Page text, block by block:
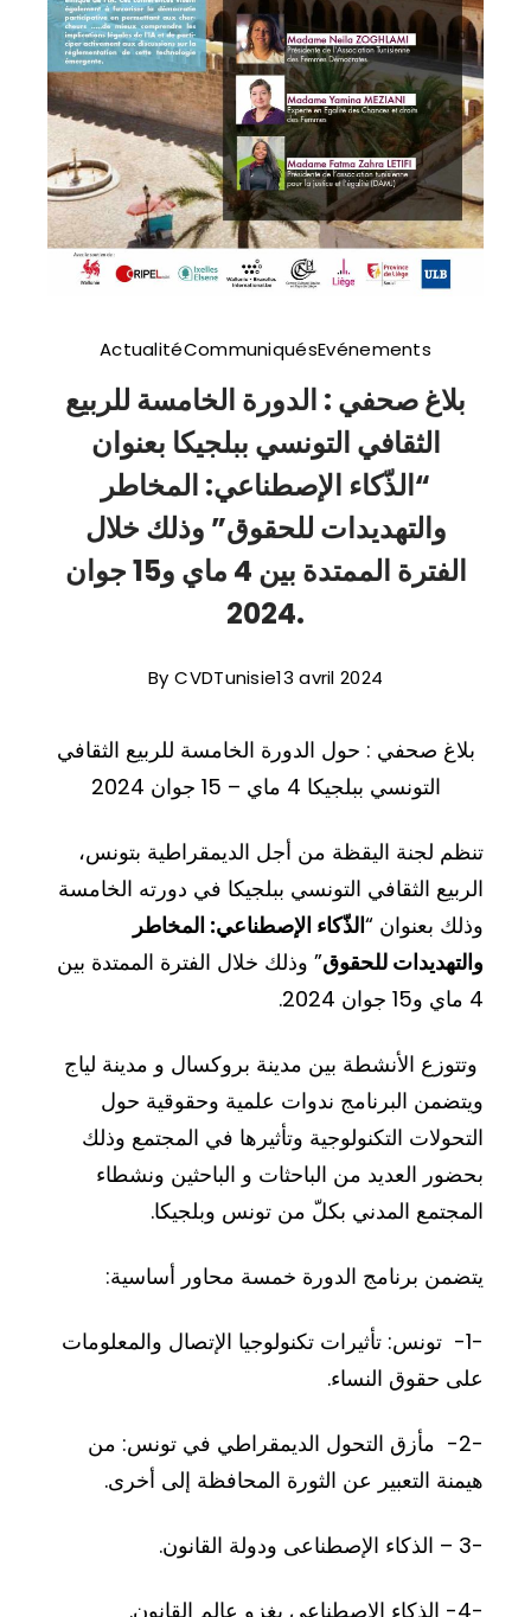
ActualitéCommuniquésEvénements
بلاغ صحفي : الدورة الخامسة للربيع
الثقافي التونسي ببلجيكا بعنوان
“الذّكاء الإصطناعي: المخاطر
والتهديدات للحقوق” وذلك خلال
الفترة الممتدة بين 4 ماي و15 جوان
2024.
By CVDTunisie13 avril 2024
بلاغ صحفي : حول الدورة الخامسة للربيع الثقافي
التونسي ببلجيكا 4 ماي – 15 جوان 2024
تنظم لجنة اليقظة من أجل الديمقراطية بتونس،
الربيع الثقافي التونسي ببلجيكا في دورته الخامسة
وذلك بعنوان “الذّكاء الإصطناعي: المخاطر
والتهديدات للحقوق” وذلك خلال الفترة الممتدة بين
4 ماي و15 جوان 2024.
وتتوزع الأنشطة بين مدينة بروكسال و مدينة لياج
ويتضمن البرنامج ندوات علمية وحقوقية حول
التحولات التكنولوجية وتأثيرها في المجتمع وذلك
بحضور العديد من الباحثات و الباحثين ونشطاء
المجتمع المدني بكلّ من تونس وبلجيكا.
يتضمن برنامج الدورة خمسة محاور أساسية:
-1- تونس: تأثيرات تكنولوجيا الإتصال والمعلومات
على حقوق النساء.
-2- مأزق التحول الديمقراطي في تونس: من
هيمنة التعبير عن الثورة المحافظة إلى أخرى.
-3 – الذكاء الإصطناعى ودولة القانون.
-4- الذكاء الإصطناعى يغزو عالم القانون.